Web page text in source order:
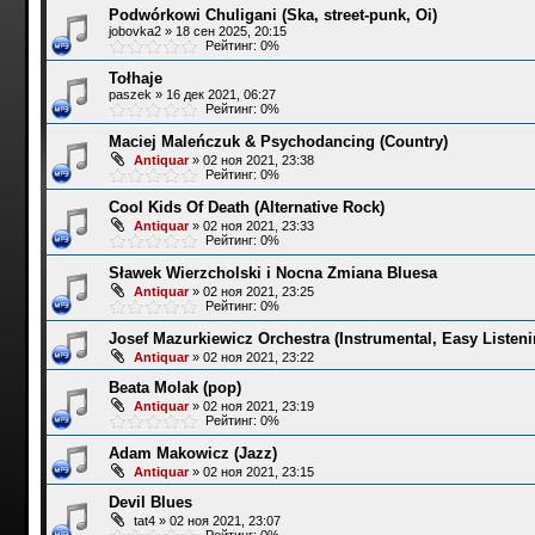
Podwórkowi Chuligani (Ska, street-punk, Oi)
jobovka2» 18 сен 2025, 20:15
Рейтинг: 0%
Tołhaje
paszek » 16 дек 2021, 06:27
Рейтинг: 0%
Maciej Maleńczuk & Psychodancing (Country)
Antiquar» 02 ноя 2021, 23:38
Рейтинг: 0%
Cool Kids Of Death (Alternative Rock)
Antiquar» 02 ноя 2021, 23:33
Рейтинг: 0%
Sławek Wierzcholski i Nocna Zmiana Bluesa
Antiquar» 02 ноя 2021, 23:25
Рейтинг: 0%
Josef Mazurkiewicz Orchestra (Instrumental, Easy
Antiquar» 02 ноя 2021, 23:22
Beata Molak (pop)
Antiquar» 02 ноя 2021, 23:19
Рейтинг: 0%
Adam Makowicz (Jazz)
Antiquar» 02 ноя 2021, 23:15
Devil Blues
tat4» 02 ноя 2021, 23:07